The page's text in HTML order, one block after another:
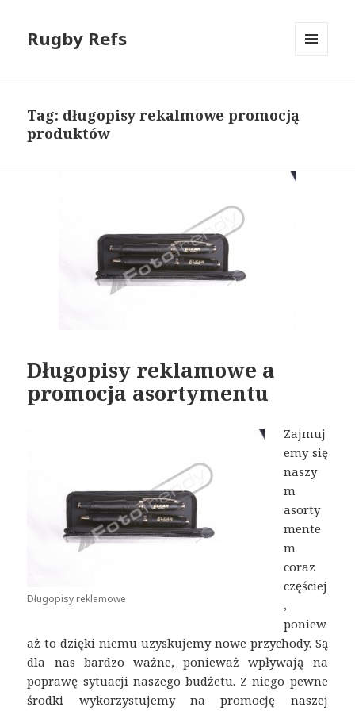
Rugby Refs
Tag: długopisy rekalmowe promocją
produktów
Długopisy reklamowe a
promocja asortymentu
Długopisy reklamowe
Zajmuj
emy się
naszy
m
asorty
mente
m
coraz
częściej
,
poniew
aż to dzięki niemu uzyskujemy nowe przychody. Są
dla nas bardzo ważne, ponieważ wpływają na
poprawę sytuacji naszego budżetu. Z niego pewne
środki wykorzystujemy na promocję naszej